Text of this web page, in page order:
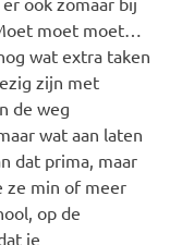
moet moet…
wat extra taken
zijn met
de weg
wat aan laten
dat prima, maar
ze min of meer
op de
je